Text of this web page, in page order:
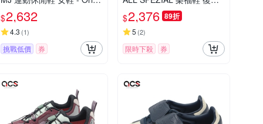
nals IH4532
$2,632
4.3 (1)
挑戰低價 券
女鞋 - Originals KJ2533
$2,376 89折
5 (2)
限時下殺 券